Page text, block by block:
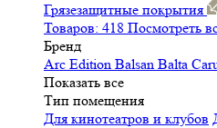
Грязезащитные покрытия
Товаров: 418 Посмотреть
Бренд
Arc Edition Balsan Balta
Показать все
Тип помещения
Для кинотеатров и клубов